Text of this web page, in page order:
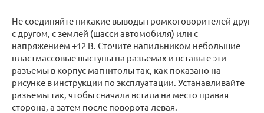
Не соединяйте никакие выводы громкоговорителей друг
с другом, с землей (шасси автомобиля) или с
напряжением +12 В. Сточите напильником небольшие
пластмассовые выступы на разъемах и вставьте эти
разъемы в корпус магнитолы так, как показано на
рисунке в инструкции по эксплуатации. Устанавливайте
разъемы так, чтобы сначала встала на место правая
сторона, а затем после поворота левая.